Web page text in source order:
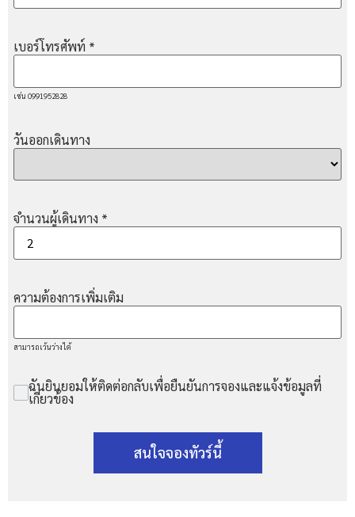
เบอร์โทรศัพท์ *
เช่น 0991952828
วันออกเดินทาง
จำนวนผู้เดินทาง *
ความต้องการเพิ่มเติม
สามารถเว้นว่างได้
ฉันยินยอมให้ติดต่อกลับเพื่อยืนยันการจองและแจ้งข้อมูลที่
เกี่ยวข้อง
สนใจจองทัวร์นี้